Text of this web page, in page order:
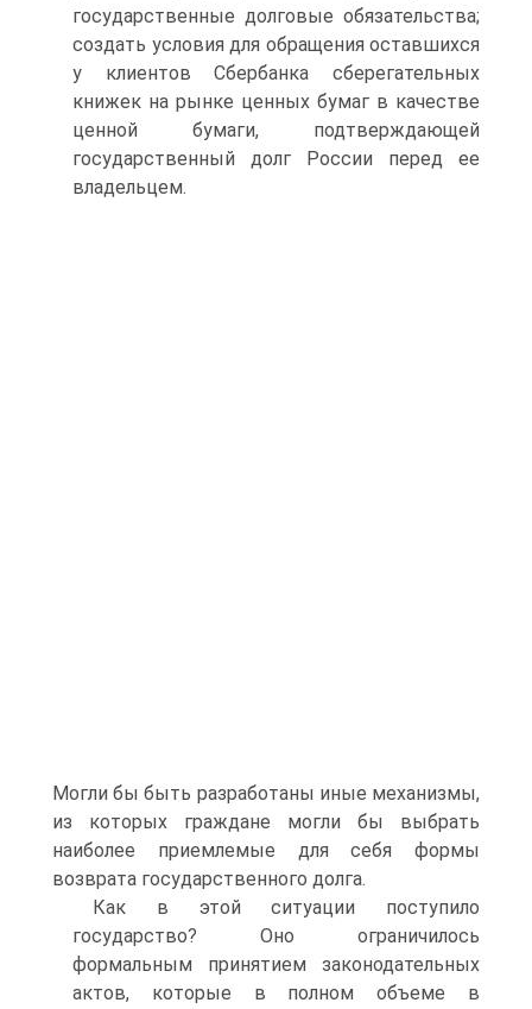
государственные долговые обязательства;
создать условия для обращения оставшихся
у клиентов Сбербанка сберегательных
книжек на рынке ценных бумаг в качестве
ценной бумаги, подтверждающей
государственный долг России перед ее
владельцем.
Могли бы быть разработаны иные механизмы,
из которых граждане могли бы выбрать
наиболее приемлемые для себя формы
возврата государственного долга.
Как в этой ситуации поступило
государство? Оно ограничилось
формальным принятием законодательных
актов, которые в полном объеме в